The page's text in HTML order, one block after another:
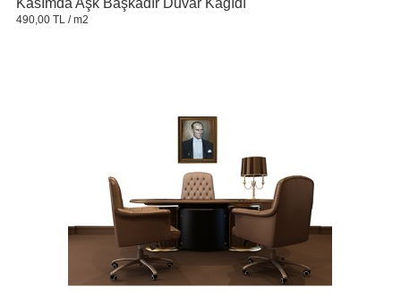
Kasımda Aşk Başkadır Duvar Kağıdı
490,00 TL/ m2